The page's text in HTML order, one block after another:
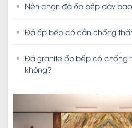
Nên chọn đá ốp bếp dày
Đá ốp bếp có cần chống
Đá granite ốp bếp có chống
không?